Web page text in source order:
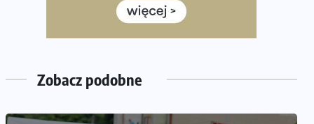
Na listach startowych są jeszcze wolne miejsca
Jak zaplanować domowe cardio bez przepełniania
mieszkania sprzętem
Zobacz podobne